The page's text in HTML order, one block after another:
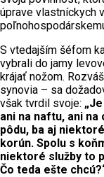
úprave vlastníckych
S vtedajším šéfom
vybrali do jamy
krájať nožom.
synovia – sa
však tvrdil svoje:
ani na naftu, ani
pôdu, ba aj
korún. Spolu s
niektoré služby to
Čo teda ešte